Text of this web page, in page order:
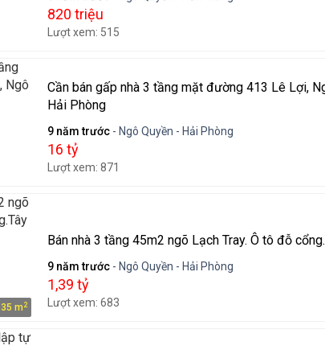
820 triệu
Lượt xem: 515
Cần bán gấp nhà 3 tầng mặt đường 413 Lê Lợi,
Hải Phòng
9 năm trước - Ngô Quyền - Hải Phòng
16 tỷ
Lượt xem: 871
m2
Bán nhà 3 tầng 45m2 ngõ Lạch Tray. Ô tô đỗ
9 năm trước - Ngô Quyền - Hải Phòng
1,39 tỷ
Lượt xem: 683